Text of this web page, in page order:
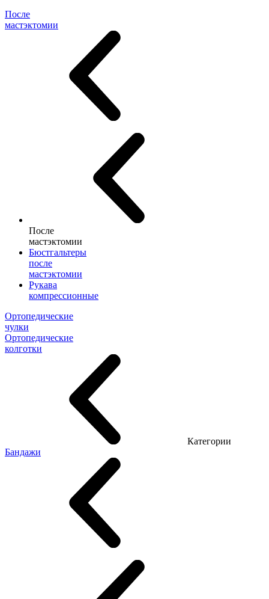
После
мастэктомии
После
мастэктомии
Бюстгальтеры
после
мастэктомии
Рукава
компрессионные
Ортопедические
чулки
Ортопедические
колготки
Категории
Бандажи